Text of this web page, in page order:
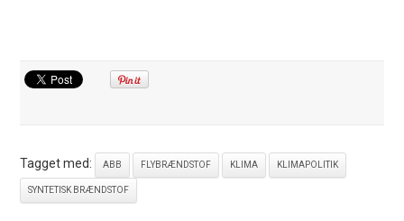
Tagget med: ABB FLYBRÆNDSTOF KLIMA KLIMAPOLITIK
SYNTETISK BRÆNDSTOF